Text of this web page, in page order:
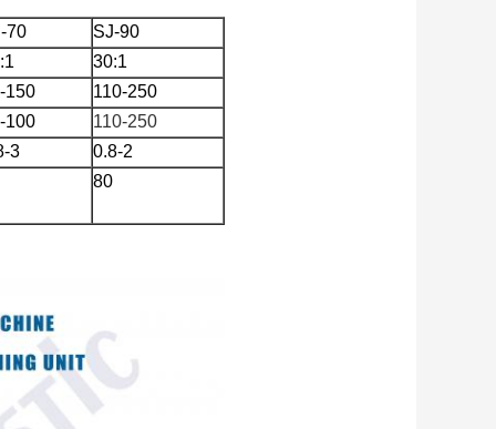
70
SJ-90
30:1
150
110-250
100
110-250
3
0.8-2
80